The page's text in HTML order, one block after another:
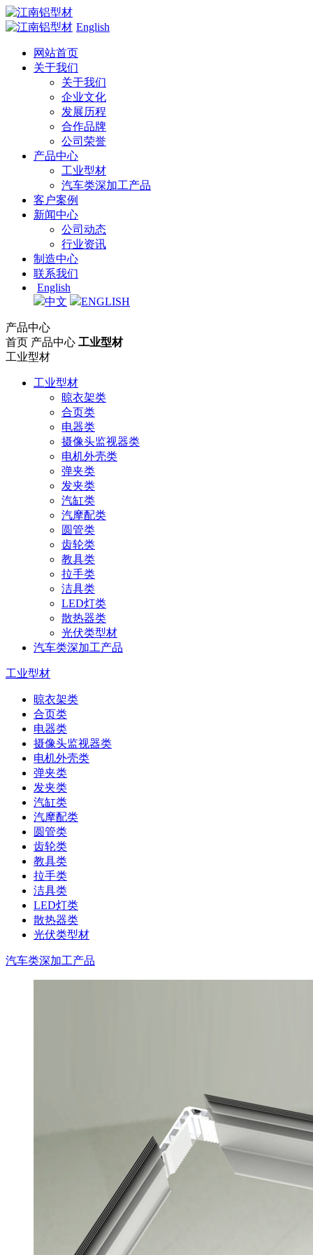
English
网站首页
关于我们
关于我们
企业文化
发展历程
合作品牌
公司荣誉
产品中心
工业型材
汽车类深加工产品
客户案例
新闻中心
公司动态
行业资讯
制造中心
联系我们
English
中文
ENGLISH
产品中心
首页 产品中心 工业型材
工业型材
工业型材
晾衣架类
合页类
电器类
摄像头监视器类
电机外壳类
弹夹类
发夹类
汽缸类
汽摩配类
圆管类
齿轮类
教具类
拉手类
洁具类
LED灯类
散热器类
光伏类型材
汽车类深加工产品
工业型材
晾衣架类
合页类
电器类
摄像头监视器类
电机外壳类
弹夹类
发夹类
汽缸类
汽摩配类
圆管类
齿轮类
教具类
拉手类
洁具类
LED灯类
散热器类
光伏类型材
汽车类深加工产品